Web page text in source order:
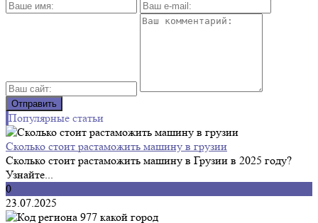
Популярные статьи
Сколько стоит растаможить машину в грузии
Сколько стоит растаможить машину в Грузии в 2025 году?
Узнайте...
0
23.07.2025